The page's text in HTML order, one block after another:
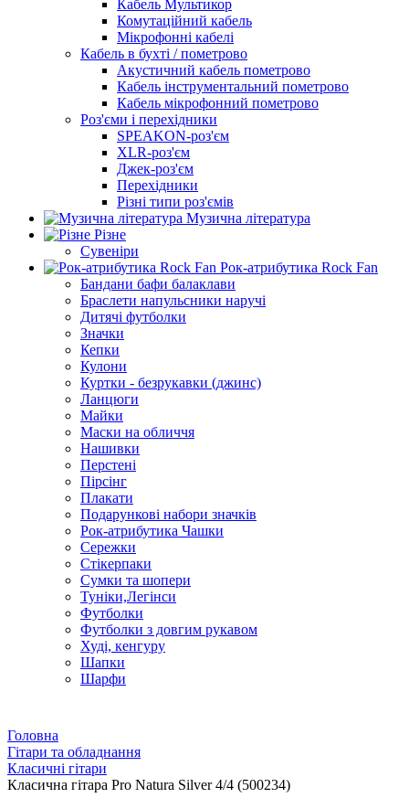
Кабель Мультикор
Комутаційний кабель
Мікрофонні кабелі
Кабель в бухті / пометрово
Акустичний кабель пометрово
Кабель інструментальний пометрово
Кабель мікрофонний пометрово
Роз'єми і перехідники
SPEAKON-роз'єм
XLR-роз'єм
Джек-роз'єм
Перехідники
Різні типи роз'ємів
Музична література
Різне
Сувеніри
Рок-атрибутика Rock Fan
Бандани бафи балаклави
Браслети напульсники наручі
Дитячі футболки
Значки
Кепки
Кулони
Куртки - безрукавки (джинс)
Ланцюги
Майки
Маски на обличчя
Нашивки
Перстені
Пірсінг
Плакати
Подарункові набори значків
Рок-атрибутика Чашки
Сережки
Стікерпаки
Сумки та шопери
Туніки,Легінси
Футболки
Футболки з довгим рукавом
Худі, кенгуру
Шапки
Шарфи
Головна
Гітари та обладнання
Класичні гітари
Класична гітара Pro Natura Silver 4/4 (500234)